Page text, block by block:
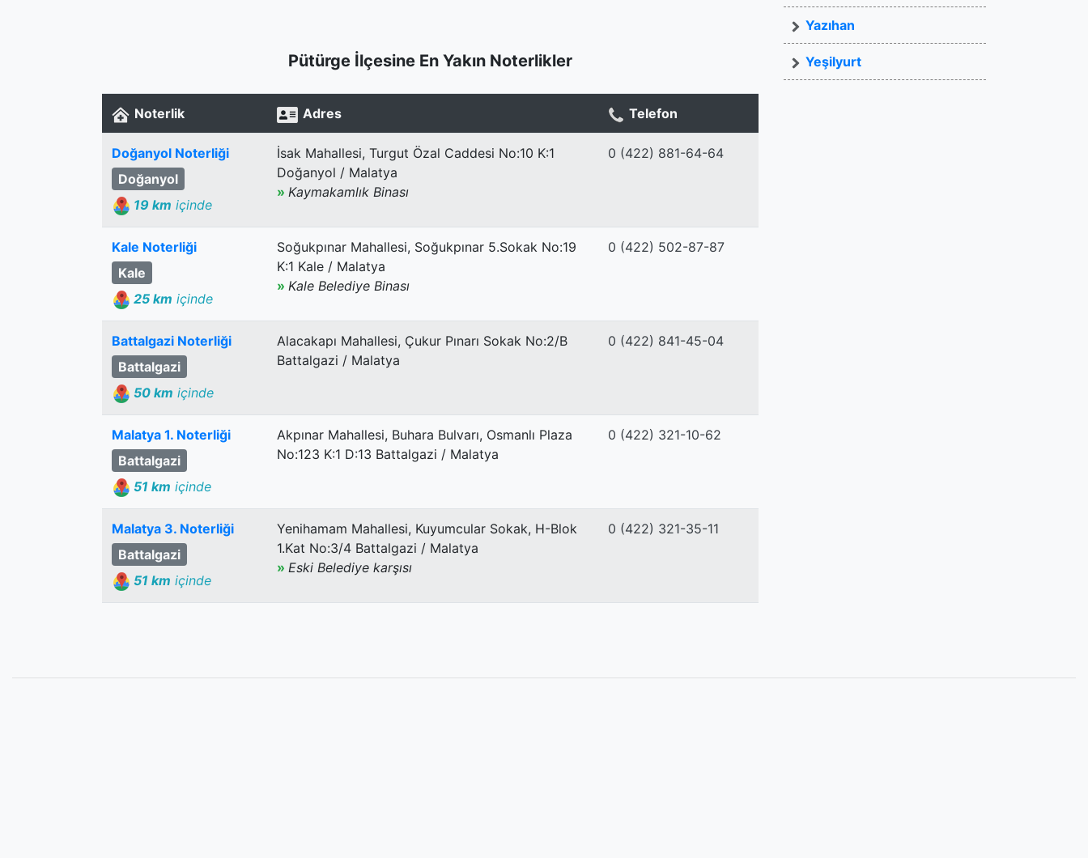
Pütürge İlçesine En Yakın Noterlikler
Noterlik Adres Telefon
Doğanyol Noterliği
Doğanyol
19 km içinde
İsak Mahallesi, Turgut Özal Caddesi No:10 K:1
Doğanyol / Malatya
»Kaymakamlık Binası
0 (422) 881-64-64
Kale Noterliği
Kale
25 km içinde
Soğukpınar Mahallesi, Soğukpınar 5.Sokak No:19
K:1 Kale / Malatya
»Kale Belediye Binası
0 (422) 502-87-87
Battalgazi Noterliği
Battalgazi
50 km içinde
Alacakapı Mahallesi, Çukur Pınarı Sokak No:2/B
Battalgazi / Malatya
0 (422) 841-45-04
Malatya 1. Noterliği
Battalgazi
51 km içinde
Akpınar Mahallesi, Buhara Bulvarı, Osmanlı Plaza
No:123 K:1 D:13 Battalgazi / Malatya
0 (422) 321-10-62
Malatya 3. Noterliği
Battalgazi
51 km içinde
Yenihamam Mahallesi, Kuyumcular Sokak, H-Blok
1.Kat No:3/4 Battalgazi / Malatya
»Eski Belediye karşısı
0 (422) 321-35-11
Yazıhan
Yeşilyurt